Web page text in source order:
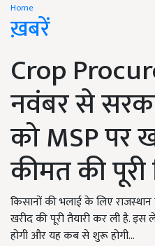
Home
ख़बरें
Crop
नवंबर से
को MSP पर
कीमत की पूरी
किसानों की भलाई के लिए
खरीद की पूरी तैयारी कर ली है.
होगी और यह कब से शुरू होगी...